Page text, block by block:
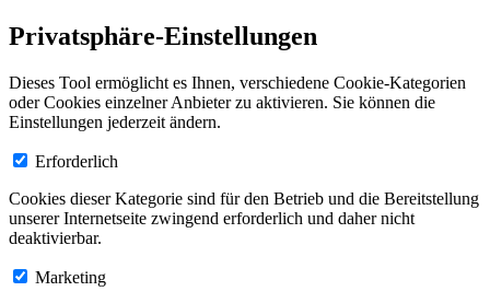
Privatsphäre-Einstellungen
Dieses Tool ermöglicht es Ihnen, verschiedene Cookie-Kategorien
oder Cookies einzelner Anbieter zu aktivieren. Sie können die
Einstellungen jederzeit ändern.
Erforderlich
Cookies dieser Kategorie sind für den Betrieb und die Bereitstellung
unserer Internetseite zwingend erforderlich und daher nicht
deaktivierbar.
Marketing